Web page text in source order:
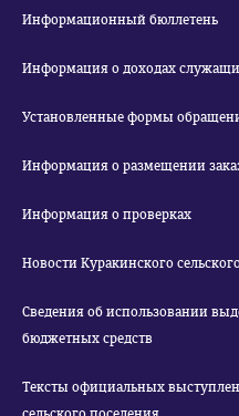
Информационный бюллетень
Информация о доходах
Установленные формы
Информация о размещении
Информация о проверках
Новости Куракинского
Сведения об использовании
бюджетных средств
Тексты официальных